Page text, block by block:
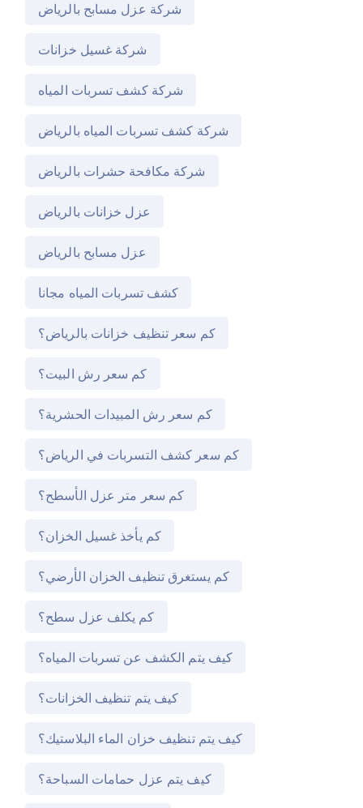
شركة عزل مسابح بالرياض
شركة غسيل خزانات
شركة كشف تسربات المياه
شركة كشف تسربات المياه بالرياض
شركة مكافحة حشرات بالرياض
عزل خزانات بالرياض
عزل مسابح بالرياض
كشف تسربات المياه مجانا
كم سعر تنظيف خزانات بالرياض؟
كم سعر رش البيت؟
كم سعر رش المبيدات الحشرية؟
كم سعر كشف التسربات في الرياض؟
كم سعر متر عزل الأسطح؟
كم يأخذ غسيل الخزان؟
كم يستغرق تنظيف الخزان الأرضي؟
كم يكلف عزل سطح؟
كيف يتم الكشف عن تسربات المياه؟
كيف يتم تنظيف الخزانات؟
كيف يتم تنظيف خزان الماء البلاستيك؟
كيف يتم عزل حمامات السباحة؟